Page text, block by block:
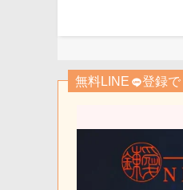
無料LINE 登録で